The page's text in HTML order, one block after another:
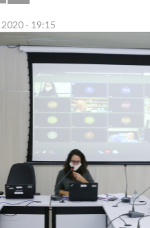
- 19:15